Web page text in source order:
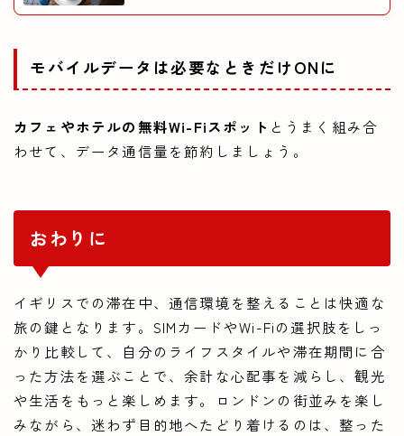
モバイルデータは必要なときだけONに
カフェやホテルの無料Wi-Fiスポット とうまく組み合
わせて、データ通信量を節約しましょう。
おわりに
イギリスでの滞在中、通信環境を整えることは快適な
旅の鍵となります。SIMカードやWi-Fiの選択肢をしっ
かり比較して、自分のライフスタイルや滞在期間に合
った方法を選ぶことで、余計な心配事を減らし、観光
や生活をもっと楽しめます。ロンドンの街並みを楽し
みながら、迷わず目的地へたどり着けるのは、整った